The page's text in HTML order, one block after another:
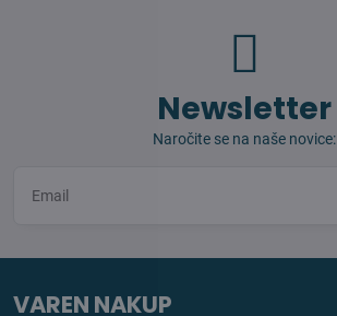
Newsletter
Naročite se na naše novice:
VAREN NAKUP